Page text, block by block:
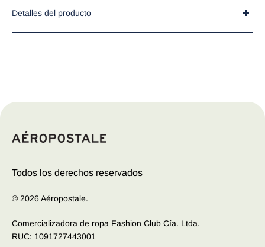
Detalles del producto
equilibrio perfecto entre moda y comodidad. Desde
sutiles y elegantes, cada camiseta refleja la esencia
de Aeropostale son la opción ideal para mujeres que
buscan destacar con estilo en cualquier ocasión.
Todos los derechos reservados
© 2026 Aéropostale.
Comercializadora de ropa Fashion Club Cía. Ltda.
RUC: 1091727443001